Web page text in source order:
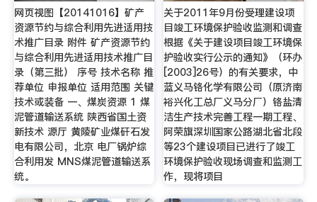
网页视图【20141016】矿产
资源节约与综合利用先进适用技
术推广目录 附件 矿产资源节约
与综合利用先进适用技术推广目
录（第三批） 序号 技术名称 推
荐单位 申报单位 适用范围 关键
技术或装备 一、煤炭资源 1 煤
泥管道输送系统 陕西省国土资
新技术 源厅 黄陵矿业煤矸石发
电有限公司，北京 电厂锅炉综
合利用发 MNS煤泥管道输送系
统。
关于2011年9月份受理建设项
目竣工环境保护验收监测和调查
根据《关于建设项目竣工环境保
护验收实行公示的通知》（环办
[2003]26号）的有关要求，中
蓝义马铬化学有限公司（原济南
裕兴化工总厂义马分厂）铬盐清
洁生产技术完善工程一期工程、
阿荣旗深圳国家公路湖北省北段
等23个建设项目已进行了竣工
环境保护验收现场调查和监测工
作，现将项目